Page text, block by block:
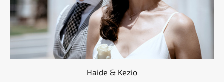
Haide & Kezio